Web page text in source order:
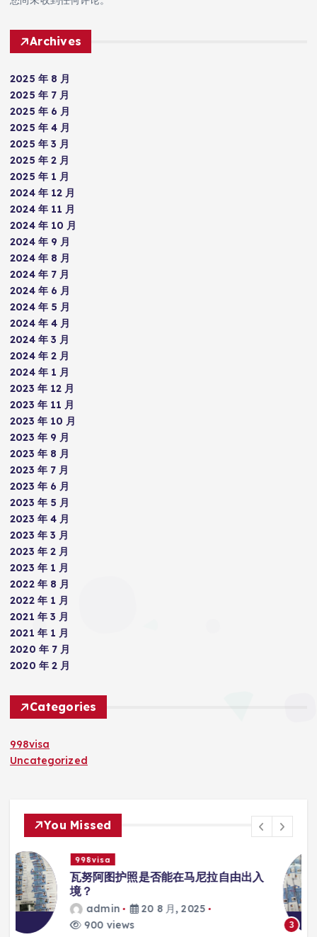
Archives
2025 年 8 月
2025 年 7 月
2025 年 6 月
2025 年 4 月
2025 年 3 月
2025 年 2 月
2025 年 1 月
2024 年 12 月
2024 年 11 月
2024 年 10 月
2024 年 9 月
2024 年 8 月
2024 年 7 月
2024 年 6 月
2024 年 5 月
2024 年 4 月
2024 年 3 月
2024 年 2 月
2024 年 1 月
2023 年 12 月
2023 年 11 月
2023 年 10 月
2023 年 9 月
2023 年 8 月
2023 年 7 月
2023 年 6 月
2023 年 5 月
2023 年 4 月
2023 年 3 月
2023 年 2 月
2023 年 1 月
2022 年 8 月
2022 年 1 月
2021 年 3 月
2021 年 1 月
2020 年 7 月
2020 年 2 月
Categories
998visa
Uncategorized
You Missed
998visa
瓦努阿图护照是否能在马尼拉使用国际
admin
20 8 月, 2025
816 views